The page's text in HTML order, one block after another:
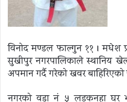
विनोद मण्डल फाल्गुन ११ । मधेश
सुखीपुर नगरपालिकाले स्थानिय
अपमान गर्दै गरेको खवर बाहिरिएको
नगरको वडा नं ५ लड्कनहा घर